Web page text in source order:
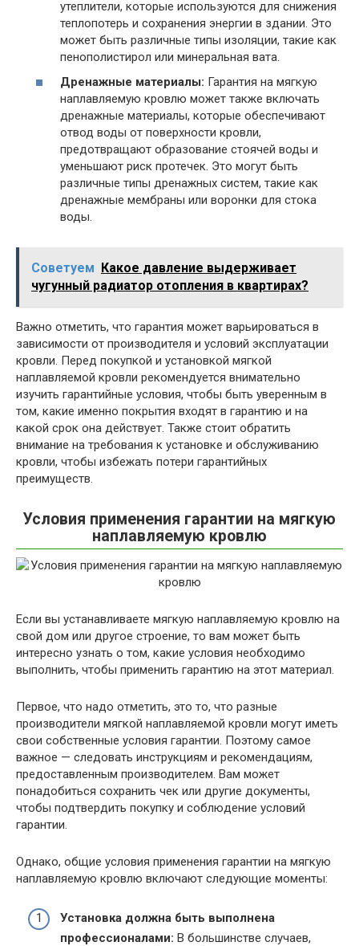
утеплители, которые используются для снижения
теплопотерь и сохранения энергии в здании. Это
может быть различные типы изоляции, такие как
пенополистирол или минеральная вата.
Дренажные материалы: Гарантия на мягкую
наплавляемую кровлю может также включать
дренажные материалы, которые обеспечивают
отвод воды от поверхности кровли,
предотвращают образование стоячей воды и
уменьшают риск протечек. Это могут быть
различные типы дренажных систем, такие как
дренажные мембраны или воронки для стока
воды.
Советуем Какое давление выдерживает
чугунный радиатор отопления в квартирах?
Важно отметить, что гарантия может варьироваться в
зависимости от производителя и условий эксплуатации
кровли. Перед покупкой и установкой мягкой
наплавляемой кровли рекомендуется внимательно
изучить гарантийные условия, чтобы быть уверенным в
том, какие именно покрытия входят в гарантию и на
какой срок она действует. Также стоит обратить
внимание на требования к установке и обслуживанию
кровли, чтобы избежать потери гарантийных
преимуществ.
Условия применения гарантии на мягкую
наплавляемую кровлю
Если вы устанавливаете мягкую наплавляемую кровлю на
свой дом или другое строение, то вам может быть
интересно узнать о том, какие условия необходимо
выполнить, чтобы применить гарантию на этот материал.
Первое, что надо отметить, это то, что разные
производители мягкой наплавляемой кровли могут иметь
свои собственные условия гарантии. Поэтому самое
важное — следовать инструкциям и рекомендациям,
предоставленным производителем. Вам может
понадобиться сохранить чек или другие документы,
чтобы подтвердить покупку и соблюдение условий
гарантии.
Однако, общие условия применения гарантии на мягкую
наплавляемую кровлю включают следующие моменты:
Установка должна быть выполнена
профессионалами: В большинстве случаев,